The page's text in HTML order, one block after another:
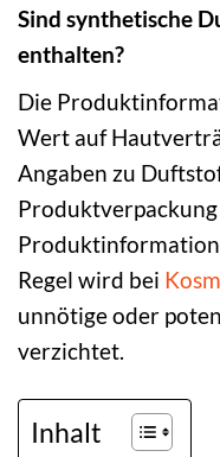
Sind synthetische
enthalten?
Die
Wert auf
Angaben zu
Regel wird bei
unnötige oder
verzichtet.
Inhalt